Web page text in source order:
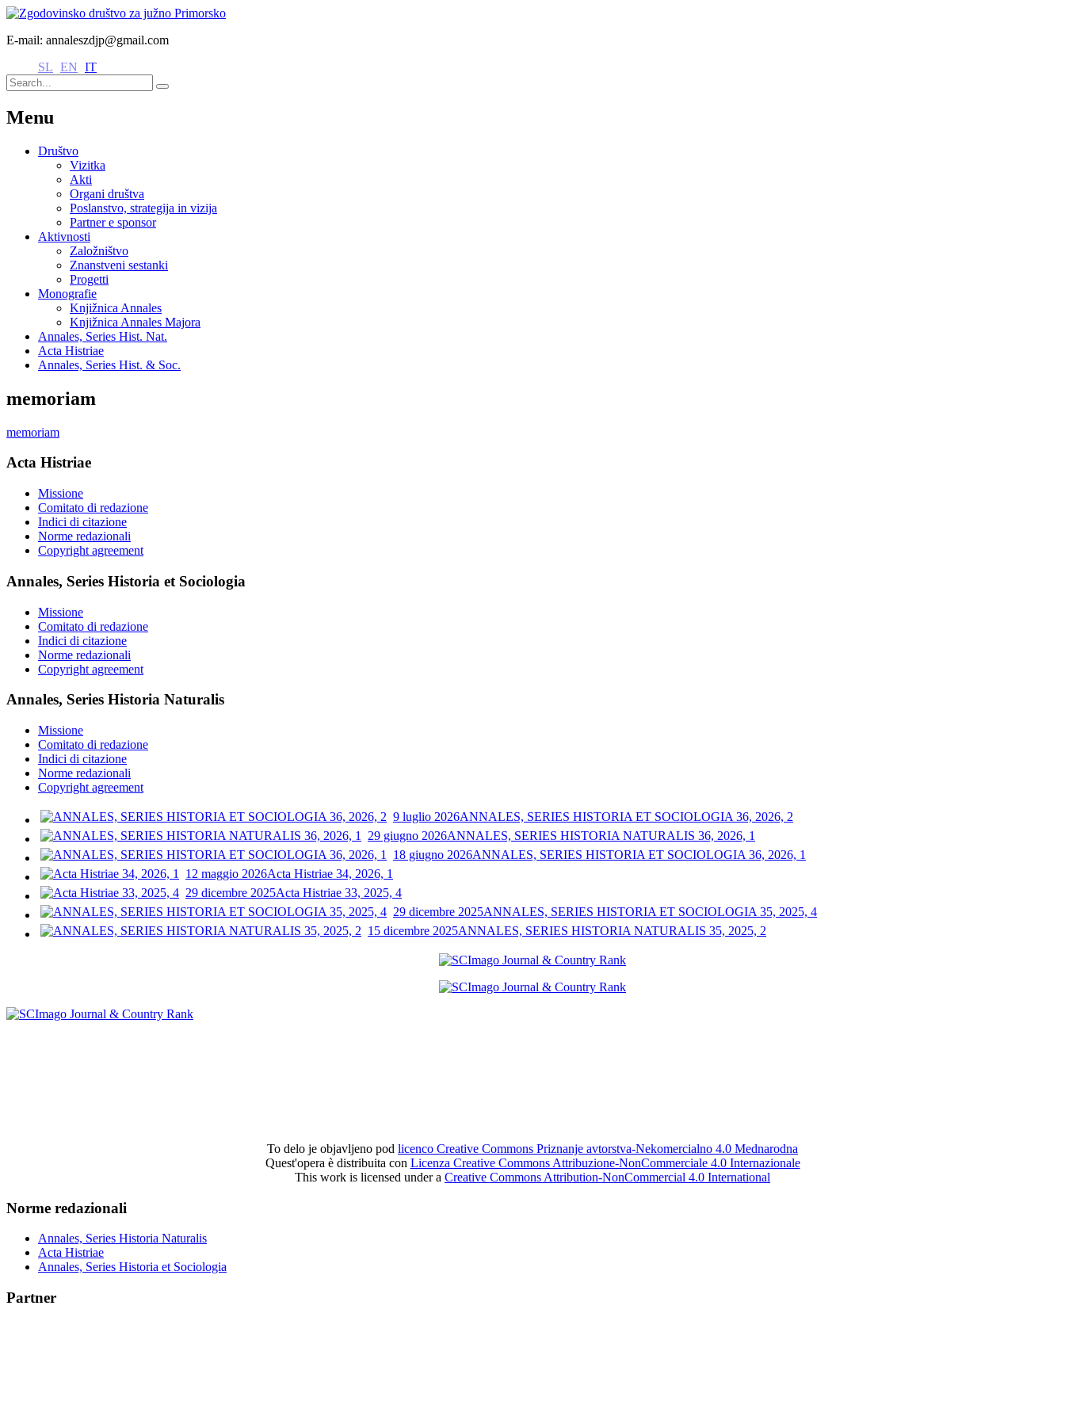
E-mail: annaleszdjp@gmail.com
SL EN IT
Menu
Društvo
Vizitka
Akti
Organi društva
Poslanstvo, strategija in vizija
Partner e sponsor
Aktivnosti
Založništvo
Znanstveni sestanki
Progetti
Monografie
Knjižnica Annales
Knjižnica Annales Majora
Annales, Series Hist. Nat.
Acta Histriae
Annales, Series Hist. & Soc.
memoriam
memoriam
Acta Histriae
Missione
Comitato di redazione
Indici di citazione
Norme redazionali
Copyright agreement
Annales, Series Historia et Sociologia
Missione
Comitato di redazione
Indici di citazione
Norme redazionali
Copyright agreement
Annales, Series Historia Naturalis
Missione
Comitato di redazione
Indici di citazione
Norme redazionali
Copyright agreement
9 luglio 2026ANNALES, SERIES HISTORIA ET SOCIOLOGIA 36, 2026, 2
29 giugno 2026ANNALES, SERIES HISTORIA NATURALIS 36, 2026, 1
18 giugno 2026ANNALES, SERIES HISTORIA ET SOCIOLOGIA 36, 2026, 1
12 maggio 2026Acta Histriae 34, 2026, 1
29 dicembre 2025Acta Histriae 33, 2025, 4
29 dicembre 2025ANNALES, SERIES HISTORIA ET SOCIOLOGIA 35, 2025, 4
15 dicembre 2025ANNALES, SERIES HISTORIA NATURALIS 35, 2025, 2
To delo je objavljeno pod licenco Creative Commons Priznanje avtorstva-Nekomercialno 4.0 Mednarodna
Quest'opera è distribuita con Licenza Creative Commons Attribuzione-NonCommerciale 4.0 Internazionale
This work is licensed under a Creative Commons Attribution-NonCommercial 4.0 International
Norme redazionali
Annales, Series Historia Naturalis
Acta Histriae
Annales, Series Historia et Sociologia
Partner